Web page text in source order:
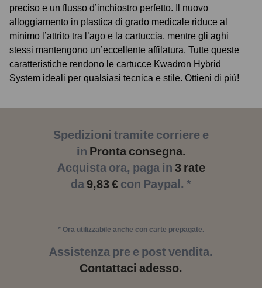
preciso e un flusso d’inchiostro perfetto. Il nuovo
alloggiamento in plastica di grado medicale riduce al
minimo l’attrito tra l’ago e la cartuccia, mentre gli aghi
stessi mantengono un’eccellente affilatura. Tutte queste
caratteristiche rendono le cartucce Kwadron Hybrid
System ideali per qualsiasi tecnica e stile. Ottieni di più!
Spedizioni tramite corriere e
in Pronta consegna.
Acquista ora, paga in 3 rate
da9,83 € con Paypal. *
* Ora utilizzabile anche con carte prepagate.
Assistenza pre e post vendita.
Contattaci adesso.